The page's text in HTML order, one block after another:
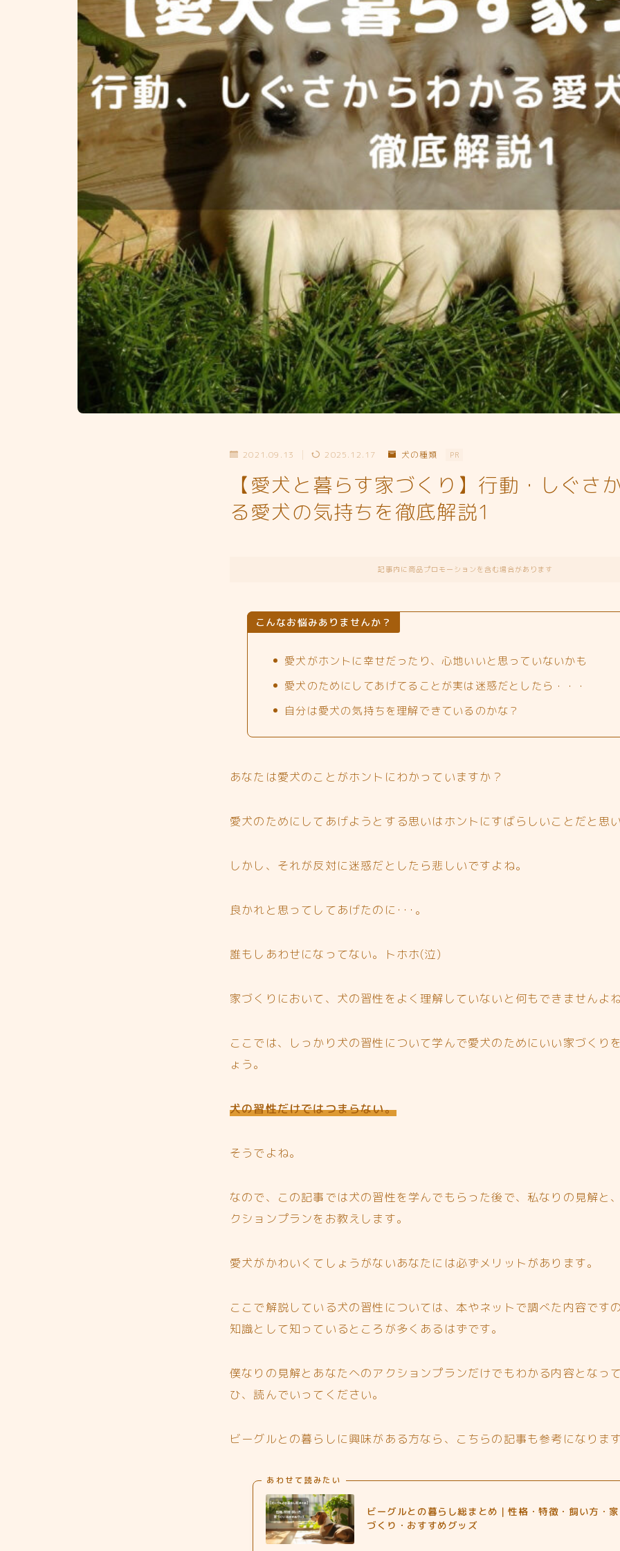
2021.09.13 2025.12.17 犬の種類 PR
【愛犬と暮らす家づくり】行動・しぐさ
る愛犬の気持ちを徹底解説1
記事内に商品プロモーションを含む場合があります
こんなお悩みありませんか？
愛犬がホントに幸せだったり、心地いいと思っていないかも
愛犬のためにしてあげてることが実は迷惑だとしたら・・・
自分は愛犬の気持ちを理解できているのかな？
あなたは愛犬のことがホントにわかっていますか？
愛犬のためにしてあげようとする思いはホントにすばらしいことだと思
しかし、それが反対に迷惑だとしたら悲しいですよね。
良かれと思ってしてあげたのに･･･。
誰もしあわせになってない。トホホ(泣)
家づくりにおいて、犬の習性をよく理解していないと何もできませんよ
ここでは、しっかり犬の習性について学んで愛犬のためにいい家づくり
ょう。
犬の習性だけではつまらない。
そうでよね。
なので、この記事では犬の習性を学んでもらった後で、私なりの見解と
クションプランをお教えします。
愛犬がかわいくてしょうがないあなたには必ずメリットがあります。
ここで解説している犬の習性については、本やネットで調べた内容です
知識として知っているところが多くあるはずです。
僕なりの見解とあなたへのアクションプランだけでもわかる内容となっ
ひ、読んでいってください。
ビーグルとの暮らしに興味がある方なら、こちらの記事も参考になりま
あわせて読みたい
ビーグルとの暮らし総まとめ｜性格・特徴・飼い方・家
づくり・おすすめグッズ